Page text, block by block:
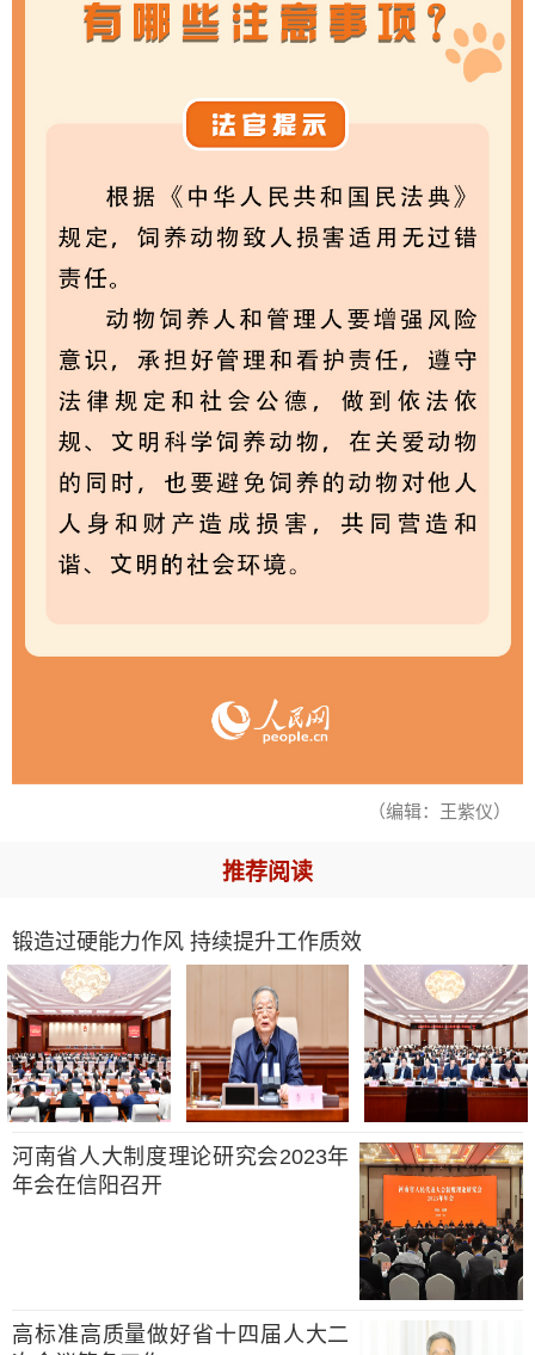
（编辑：王紫仪）
推荐阅读
锻造过硬能力作风 持续提升工作质效
河南省人大制度理论研究会2023年
年会在信阳召开
高标准高质量做好省十四届人大二